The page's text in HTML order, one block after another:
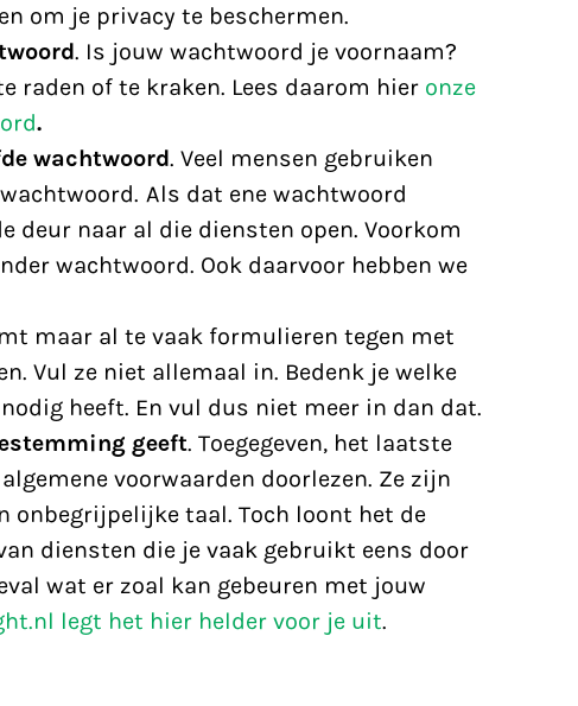
om je privacy te beschermen.
. Is jouw wachtwoord je voornaam?
raden of te kraken. Lees daarom hier onze
.
wachtwoord. Veel mensen gebruiken
Als dat ene wachtwoord
deur naar al die diensten open. Voorkom
wachtwoord. Ook daarvoor hebben we
maar al te vaak formulieren tegen met
Vul ze niet allemaal in. Bedenk je welke
heeft. En vul dus niet meer in dan dat.
geeft. Toegegeven, het laatste
voorwaarden doorlezen. Ze zijn
onbegrijpelijke taal. Toch loont het de
diensten die je vaak gebruikt eens door
wat er zoal kan gebeuren met jouw
legt het hier helder voor je uit.